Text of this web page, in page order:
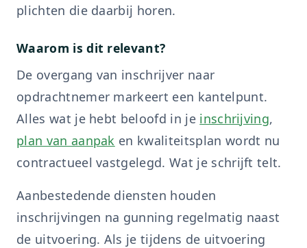
plichten die daarbij horen.
Waarom is dit relevant?
De overgang van inschrijver naar
opdrachtnemer markeert een kantelpunt.
Alles wat je hebt beloofd in je inschrijving,
plan van aanpak en kwaliteitsplan wordt nu
contractueel vastgelegd. Wat je schrijft telt.
Aanbestedende diensten houden
inschrijvingen na gunning regelmatig naast
de uitvoering. Als je tijdens de uitvoering